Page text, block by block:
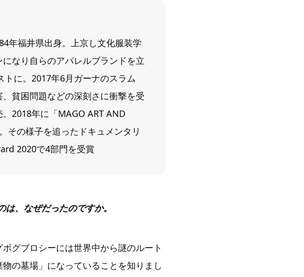
年福井県出身。上京し文化服装学
なり自らのアパレルブランドを立
に。2017年6月ガーナのスラム
貧困問題などの深刻さに衝撃を受
2018年に「MAGO ART AND
その様子を追ったドキュメンタリ
2020で4部門を受賞
、なぜだったのですか。
グブロシーには世界中から謎のルート
の墓場」になっていることを知りまし